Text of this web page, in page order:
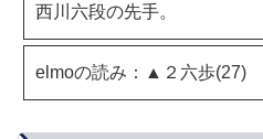
西川六段の先手。
elmoの読み：▲２六歩(27)